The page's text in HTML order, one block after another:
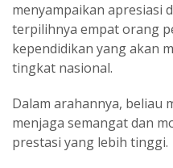
menyampaikan apresiasi
terpilihnya empat orang
kependidikan yang akan
tingkat nasional.
Dalam arahannya, beliau
menjaga semangat dan
prestasi yang lebih tinggi.